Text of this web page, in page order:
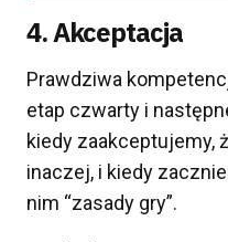
4. Akceptacja
Prawdziwa
etap czwarty i
kiedy zaakceptujemy,
inaczej, i kiedy
nim “zasady gry”.